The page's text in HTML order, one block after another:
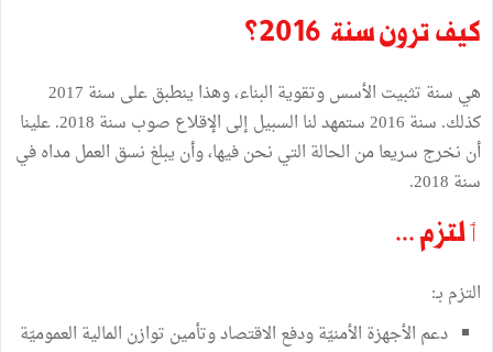
كيف ترون سنة 2016؟
هي سنة تثبيت الأسس وتقوية البناء، وهذا ينطبق على سنة 2017
كذلك. سنة 2016 ستمهد لنا السبيل إلى الإقلاع صوب سنة 2018. علينا
أن نخرج سريعا من الحالة التي نحن فيها، وأن يبلغ نسق العمل مداه في
سنة 2018.
ٲلتزم ...
التزم بـ:
دعم الأجهزة الأمنيّة ودفع الاقتصاد وتأمين توازن المالية العموميّة